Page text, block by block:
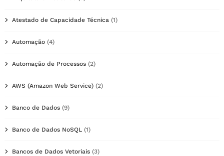
Atestado de Capacidade Técnica (1)
Automação (4)
Automação de Processos (2)
AWS (Amazon Web Service) (2)
Banco de Dados (9)
Banco de Dados NoSQL (1)
Bancos de Dados Vetoriais (3)